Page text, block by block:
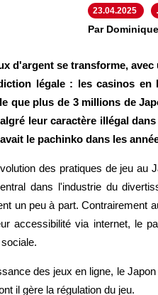
23.04.2025
Par
d'argent se transforme,
légale : les casinos en
que plus de 3 millions de
leur caractère illégal
le pachinko dans les
des pratiques de jeu au
dans l'industrie du
un peu à part. Contrairement
accessibilité via internet, le
des jeux en ligne, le
il gère la régulation du jeu.